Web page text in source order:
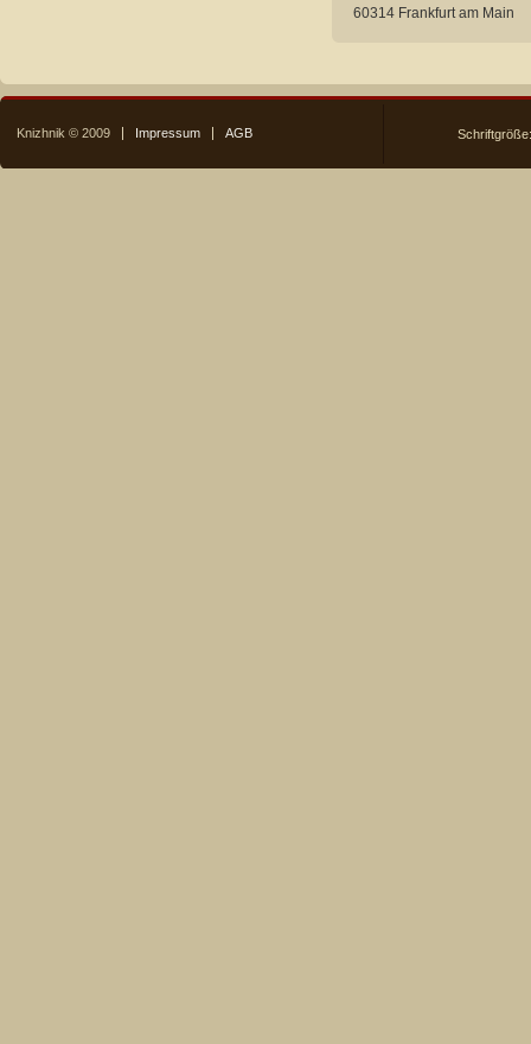
60314 Frankfurt am Main
Knizhnik © 2009 Impressum AGB